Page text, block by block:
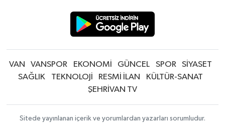
VAN VANSPOR EKONOMİ GÜNCEL SPOR
SİYASET
SAĞLIK
TEKNOLOJİ RESMİ İLAN
KÜLTÜR-SANAT
ŞEHRİVAN TV
Sitede yayınlanan içerik ve yorumlardan yazarları sorumludur.